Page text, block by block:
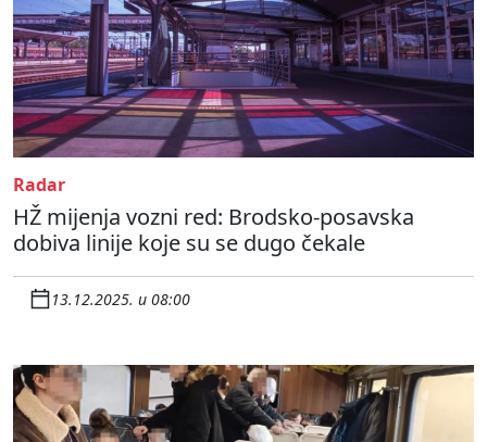
Radar
HŽ mijenja vozni red: Brodsko-posavska
dobiva linije koje su se dugo čekale
13.12.2025. u 08:00